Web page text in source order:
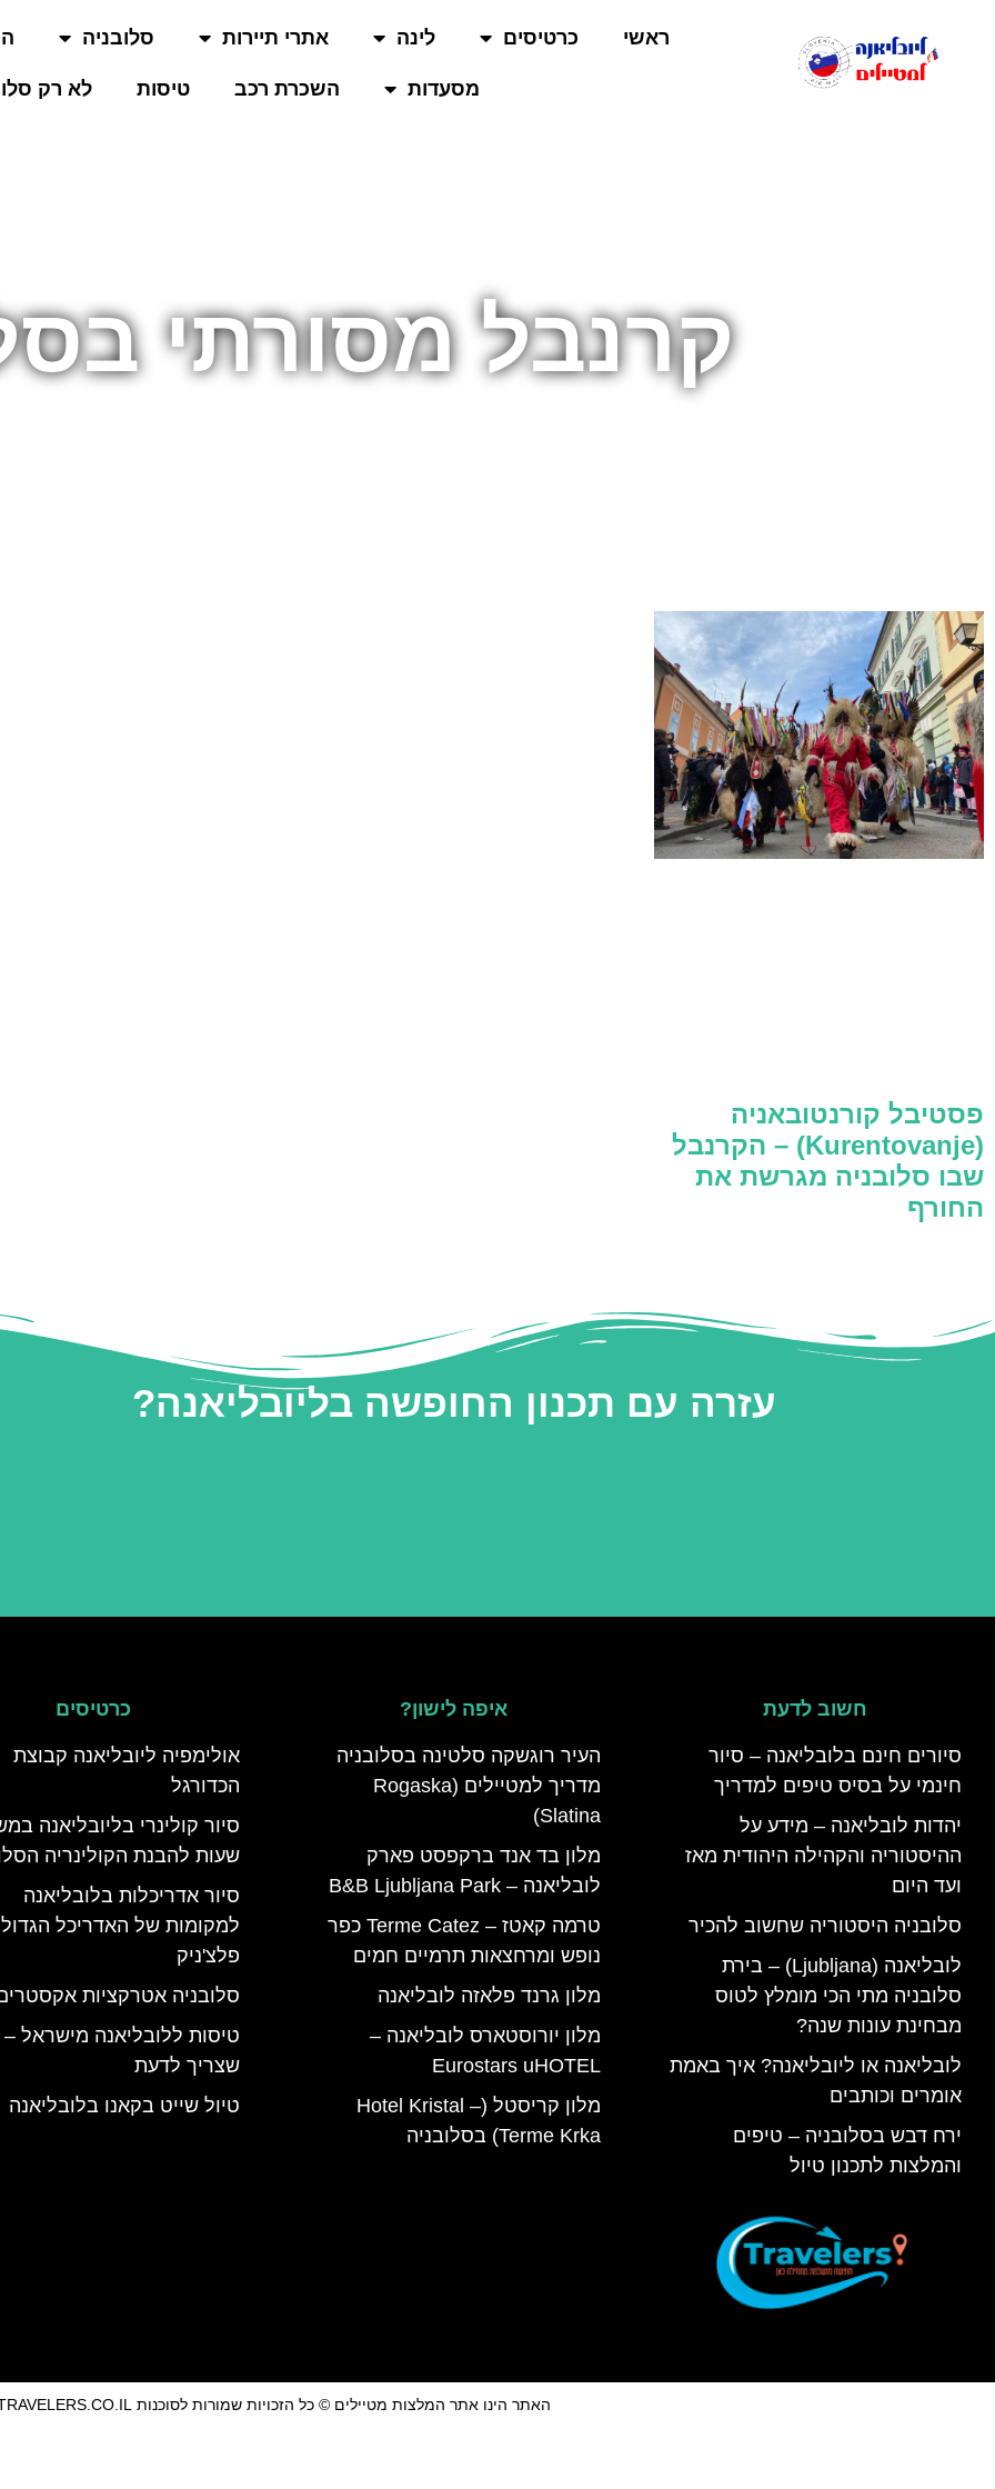
ראשי כרטיסים לינה אתרי תיירות סלובניה
מסעדות השכרת רכב טיסות לא רק
קרנבל מסורתי
פסטיבל קורנטובאניה
(Kurentovanje) – הקרנבל
שבו סלובניה מגרשת את
החורף
עזרה עם תכנון החופשה בליובליאנה?
חשוב לדעת
סיורים חינם בלובליאנה – סיור
חינמי על בסיס טיפים למדריך
יהדות לובליאנה – מידע על
ההיסטוריה והקהילה היהודית מאז
ועד היום
סלובניה היסטוריה שחשוב להכיר
לובליאנה (Ljubljana) – בירת
סלובניה מתי הכי מומלץ לטוס
מבחינת עונות שנה?
לובליאנה או ליובליאנה? איך באמת
אומרים וכותבים
ירח דבש בסלובניה – טיפים
והמלצות לתכנון טיול
איפה לישון?
העיר רוגשקה סלטינה בסלובניה
מדריך למטיילים (Rogaska
Slatina)
מלון בד אנד ברקפסט פארק
לובליאנה – B&B Ljubljana Park
טרמה קאטז – Terme Catez כפר
נופש ומרחצאות תרמיים חמים
מלון גרנד פלאזה לובליאנה
מלון יורוסטארס לובליאנה –
Eurostars uHOTEL
מלון קריסטל (Hotel Kristal –
Terme Krka) בסלובניה
כרטיסים
אולימפיה ליובליאנה קבוצת
הכדורגל
שעות להבנת הקולינריה
סיור אדריכלות בלובליאנה
למקומות של האדריכל הגדול
פלצ'ניק
סלובניה אטרקציות
טיסות ללובליאנה מישראל
שצריך לדעת
טיול שייט בקאנו בלובליאנה
האתר הינו אתר המלצות מטיילים © כל הזכויות שמורות לסוכנות TRAVELERS.CO.IL